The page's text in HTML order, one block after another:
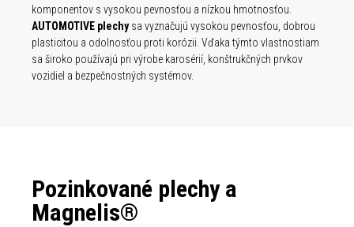
komponentov s vysokou pevnosťou a nízkou hmotnosťou.
AUTOMOTIVE plechysa vyznačujú vysokou pevnosťou, dobrou
plasticitou a odolnosťou proti korózii. Vďaka týmto vlastnostiam
sa široko používajú pri výrobe karosérií, konštrukčných prvkov
vozidiel a bezpečnostných systémov.
Pozinkované plechy a
Magnelis®